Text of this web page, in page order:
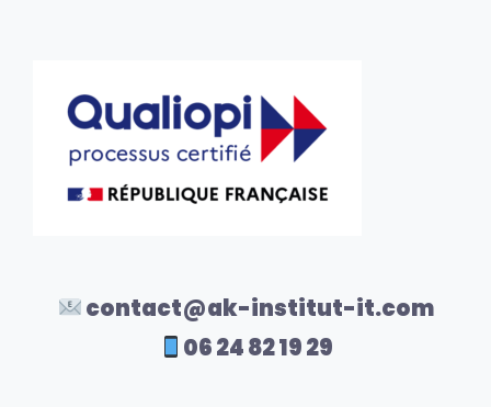
contact@ak-institut-it.com
06 24 82 19 29